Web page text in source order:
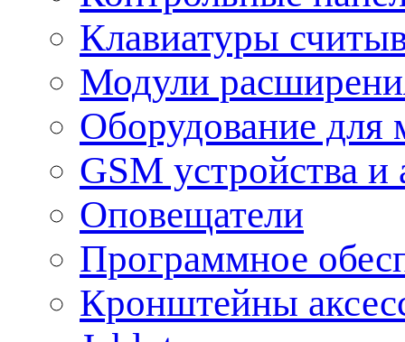
Клавиатуры
Модули
Оборудование для
GSM устройства и
Оповещатели
Программное
Кронштейны